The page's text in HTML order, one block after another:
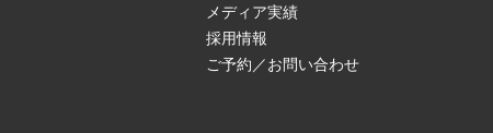
メディア実績
採用情報
ご予約／お問い合わせ